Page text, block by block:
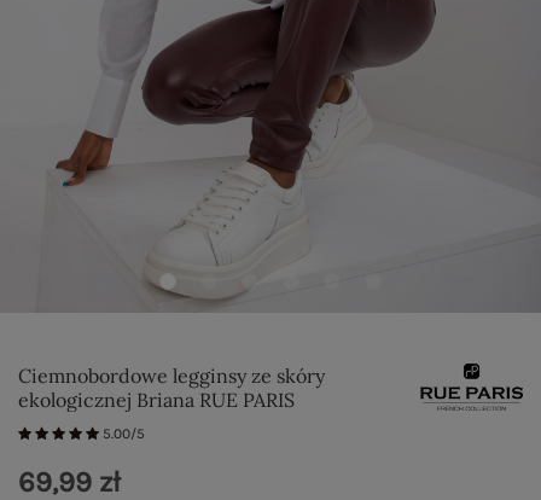
Ciemnobordowe legginsy ze skóry
ekologicznej Briana RUE PARIS
5.00/5
69,99 zł